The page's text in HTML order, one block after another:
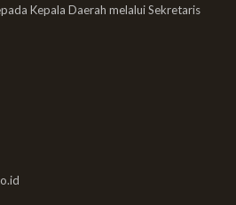
Kepala Daerah melalui Sekretaris